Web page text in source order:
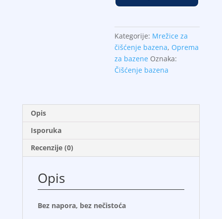
količina
Kategorije: Mrežice za
čišćenje bazena, Oprema
za bazene Oznaka:
Čišćenje bazena
Opis
Isporuka
Recenzije (0)
Opis
Bez napora, bez nečistoća